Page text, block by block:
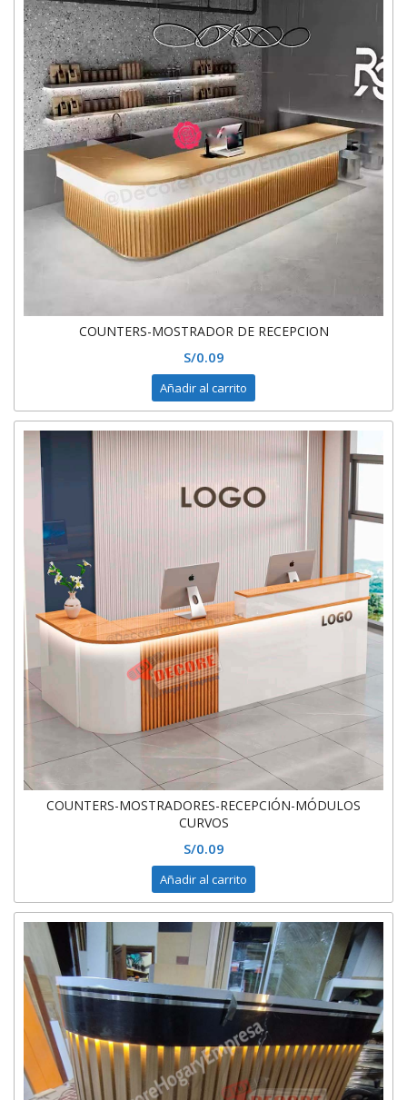
COUNTERS-MOSTRADOR DE RECEPCION
S/0.09
Añadir al carrito
COUNTERS-MOSTRADORES-RECEPCIÓN-MÓDULOS
CURVOS
S/0.09
Añadir al carrito